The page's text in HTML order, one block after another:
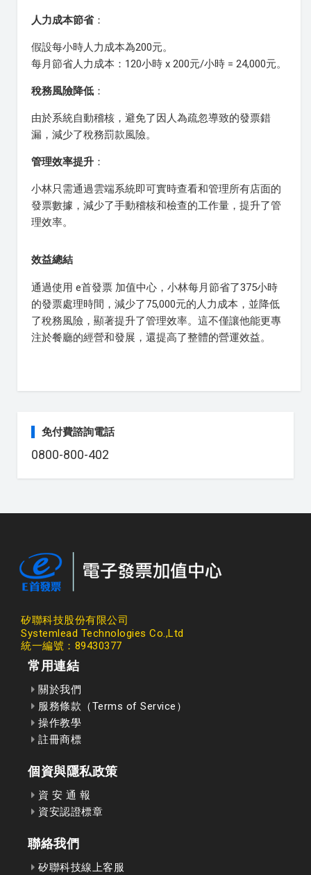
人力成本節省：
假設每小時人力成本為200元。
每月節省人力成本：120小時 x 200元/小時 = 24,000元。
稅務風險降低 ：
由於系統自動稽核，避免了因人為疏忽導致的發票錯
漏，減少了稅務罰款風險。
管理效率提升 ：
小林只需通過雲端系統即可實時查看和管理所有店面的
發票數據，減少了手動稽核和檢查的工作量，提升了管
理效率。
效益總結
通過使用 e首發票 加值中心，小林每月節省了375小時
的發票處理時間，減少了75,000元的人力成本，並降低
了稅務風險，顯著提升了管理效率。這不僅讓他能更專
注於餐廳的經營和發展，還提高了整體的營運效益。
免付費諮詢電話
0800-800-402
矽聯科技股份有限公司
Systemlead Technologies Co.,Ltd
統一編號：89430377
常用連結
關於我們
服務條款（Terms of Service）
操作教學
註冊商標
個資與隱私政策
資 安 通 報
資安認證標章
聯絡我們
矽聯科技線上客服